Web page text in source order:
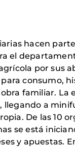
hacen
el
por sus
consumo,
familiar. La
a
De las 10
se está
y apuestas.